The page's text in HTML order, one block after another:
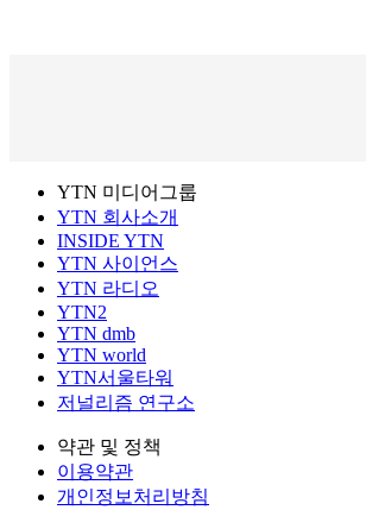
YTN 미디어그룹
YTN 회사소개
INSIDE YTN
YTN 사이언스
YTN 라디오
YTN2
YTN dmb
YTN world
YTN서울타워
저널리즘 연구소
약관 및 정책
이용약관
개인정보처리방침